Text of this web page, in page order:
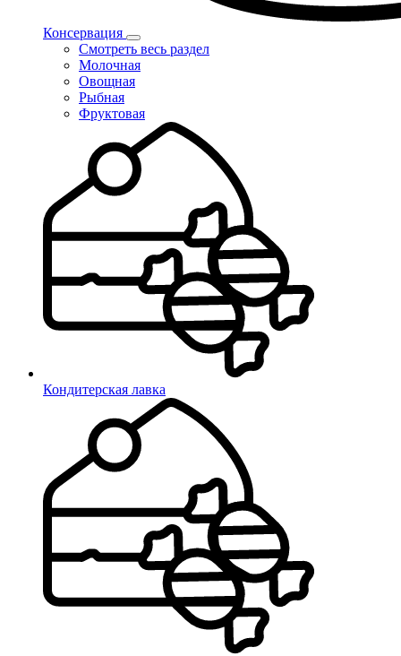
Консервация
Смотреть весь раздел
Молочная
Овощная
Рыбная
Фруктовая
Кондитерская лавка